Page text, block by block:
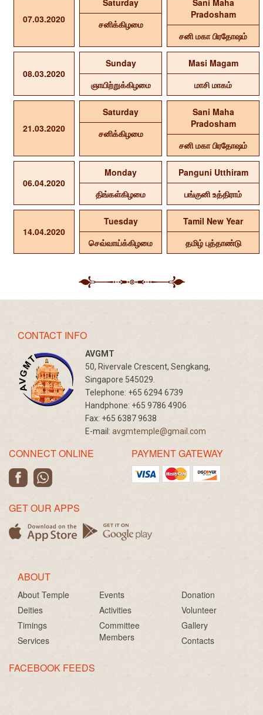
07.03.2020
Saturday
சனிக்கிழமை
Sani Maha
Pradosham
சனி மகா பிரதோஷம்
08.03.2020
Sunday
ஞாயிற்றுக்கிழமை
Masi Magam
மாசி மாகம்
21.03.2020
Saturday
சனிக்கிழமை
Sani Maha
Pradosham
சனி மகா பிரதோஷம்
06.04.2020
Monday
திங்கள்கிழமை
Panguni Utthiram
பங்குனி உத்திராம்
14.04.2020
Tuesday
செவ்வாய்க்கிழமை
Tamil New Year
தமிழ் புத்தாண்டு
CONTACT INFO
AVGMT
50, Rivervale Crescent, Sengkang,
Singapore 545029.
Telephone: +65 6294 6739
Handphone: +65 9786 4906
Fax: +65 6387 9638
E-mail: avgmtemple@gmail.com
CONNECT ONLINE PAYMENT GATEWAY
GET OUR APPS
ABOUT
About Temple
Deities
Timings
Services
Events
Activities
Committee
Members
Donation
Volunteer
Gallery
Contacts
FACEBOOK FEEDS